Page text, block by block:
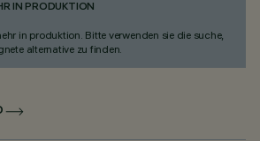
IN PRODUKTION
in produktion. Bitte verwenden sie die suche,
alternative zu finden.